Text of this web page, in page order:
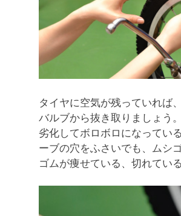
タイヤに空気が残っていれば
バルブから抜き取りましょう
劣化してボロボロになってい
ーブの穴をふさいでも、ムシ
ゴムが痩せている、切れてい